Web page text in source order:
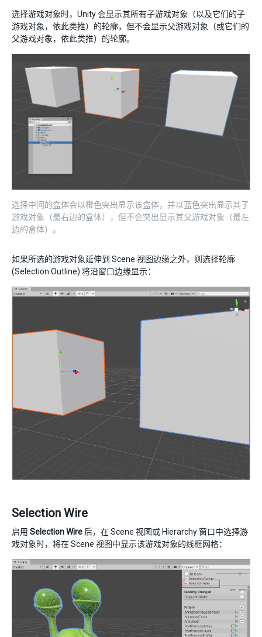
选择游戏对象时，Unity 会显示其所有子游戏对象（以及它们的子
游戏对象，依此类推）的轮廓，但不会显示父游戏对象（或它们的
父游戏对象，依此类推）的轮廓。
选择中间的盒体会以橙色突出显示该盒体，并以蓝色突出显示其子
游戏对象（最右边的盒体），但不会突出显示其父游戏对象（最左
边的盒体）。
如果所选的游戏对象延伸到 Scene 视图边缘之外，则选择轮廓
(Selection Outline) 将沿窗口边缘显示：
Selection Wire
启用 Selection Wire 后，在 Scene 视图或 Hierarchy 窗口中选择游
戏对象时，将在 Scene 视图中显示该游戏对象的线框网格：